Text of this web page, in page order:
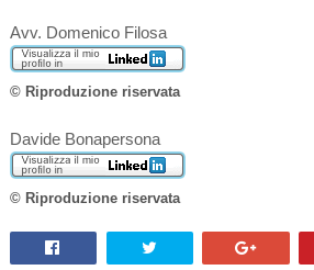
Avv. Domenico Filosa
© Riproduzione riservata
Davide Bonapersona
© Riproduzione riservata